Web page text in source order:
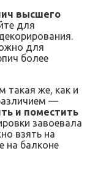
высшего
для
для
более
такая же, как и
—
и поместить
завоевала
взять на
на балконе